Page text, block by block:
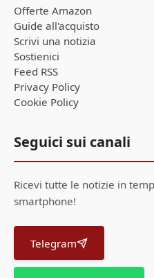
Offerte Amazon
Guide all'acquisto
Scrivi una notizia
Sostienici
Feed RSS
Privacy Policy
Cookie Policy
Seguici sui canali
Ricevi tutte le notizie in
smartphone!
Telegram